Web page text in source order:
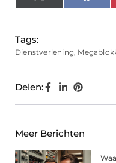
(Twitter)
Tags:
Dienstverlening,
Delen:
Meer Berichten